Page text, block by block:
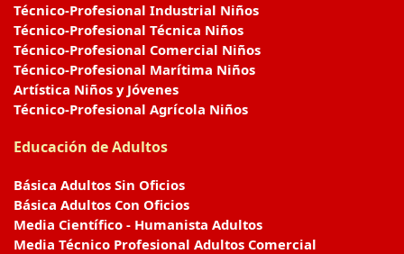
Técnico-Profesional Industrial Niños
Técnico-Profesional Técnica Niños
Técnico-Profesional Comercial Niños
Técnico-Profesional Marítima Niños
Artística Niños y Jóvenes
Técnico-Profesional Agrícola Niños
Educación de Adultos
Básica Adultos Sin Oficios
Básica Adultos Con Oficios
Media Científico - Humanista Adultos
Media Técnico Profesional Adultos Comercial